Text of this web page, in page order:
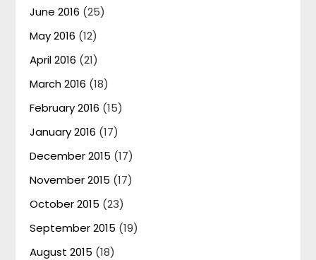
June 2016 (25)
May 2016 (12)
April 2016 (21)
March 2016 (18)
February 2016 (15)
January 2016 (17)
December 2015 (17)
November 2015 (17)
October 2015 (23)
September 2015 (19)
August 2015 (18)